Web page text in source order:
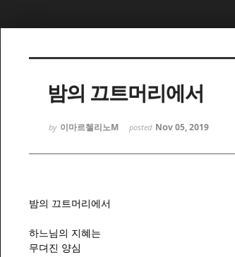
밤의 끄트머리에서
by 이마르첼리노M posted Nov 05, 2019
밤의 끄트머리에서
하느님의 지혜는
무뎌진 양심
Sketchbook5, 스케치북5
Sketchbook5, 스케치북5